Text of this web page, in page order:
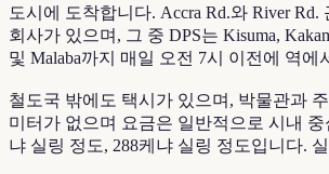
도시에 도착합니다. Accra Rd.와 River Rd.
회사가 있으며, 그 중 DPS는 Kisuma,
및 Malaba까지 매일 오전 7시 이전에 역에
철도국 밖에도 택시가 있으며, 박물관과
미터가 없으며 요금은 일반적으로 시내 중
냐 실링 정도, 288케냐 실링 정도입니다.